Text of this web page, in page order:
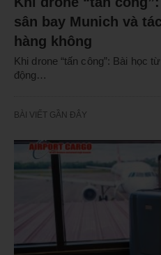
sân bay Munich và
hàng không
Khi drone “tấn công”: Bài học
động…
BÀI VIẾT GẦN ĐÂY